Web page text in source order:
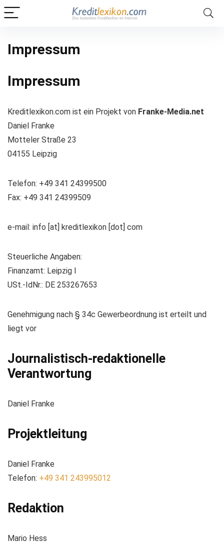
Impressum
Impressum
Kreditlexikon.com ist ein Projekt von Franke-Media.net
Daniel Franke
Motteler Straße 23
04155 Leipzig
Telefon: +49 341 24399500
Fax: +49 341 24399509
e-mail: info [at] kreditlexikon [dot] com
Steuerliche Angaben:
Finanzamt: Leipzig I
USt.-IdNr.: DE 253267653
Genehmigung nach § 34c Gewerbeordnung ist erteilt und
liegt vor
Journalistisch-redaktionelle
Verantwortung
Daniel Franke
Projektleitung
Daniel Franke
Telefon: +49 341 243995012
Redaktion
Mario Hess